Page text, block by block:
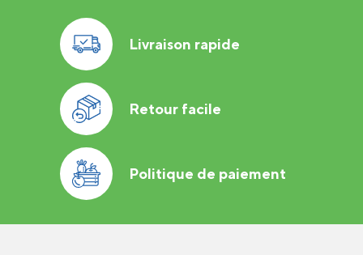
Livraison rapide
Retour facile
Politique de paiement